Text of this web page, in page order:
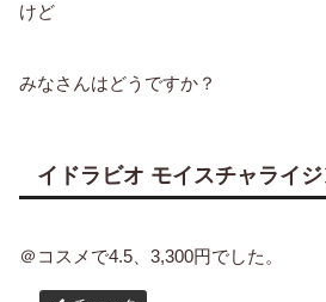
けど
みなさんはどうですか？
イドラビオ モイスチャライ
＠コスメで4.5、3,300円でした。